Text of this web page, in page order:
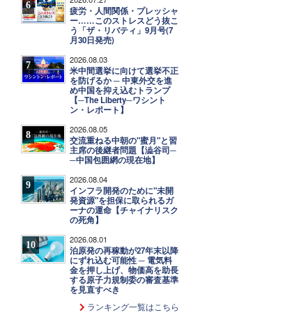
6
疲労・人間関係・プレッシャ
ー……このストレスどう抜こ
う「ザ・リバティ」9月号(7
月30日発売)
7 2026.08.03
米中間選挙に向けて選挙不正
を防げるか ─ 中東外交を進
め中国を抑え込むトランプ
【─The Liberty─ワシント
ン・レポート】
8 2026.08.05
交流重ねる中朝の"蜜月"と習
主席の後継者問題【澁谷司─
─中国包囲網の現在地】
9 2026.08.04
インフラ開発のために"未開
発資源"を担保に取られるガ
ーナの運命【チャイナリスク
の死角】
10 2026.08.01
泊原発の再稼動が27年末以降
にずれ込む可能性 ─ 電気料
金を押し上げ、物価高を助長
する原子力規制委の審査基準
を見直すべき
ランキング一覧はこちら